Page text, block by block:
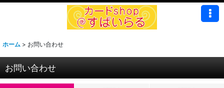
ホーム > お問い合わせ
お問い合わせ